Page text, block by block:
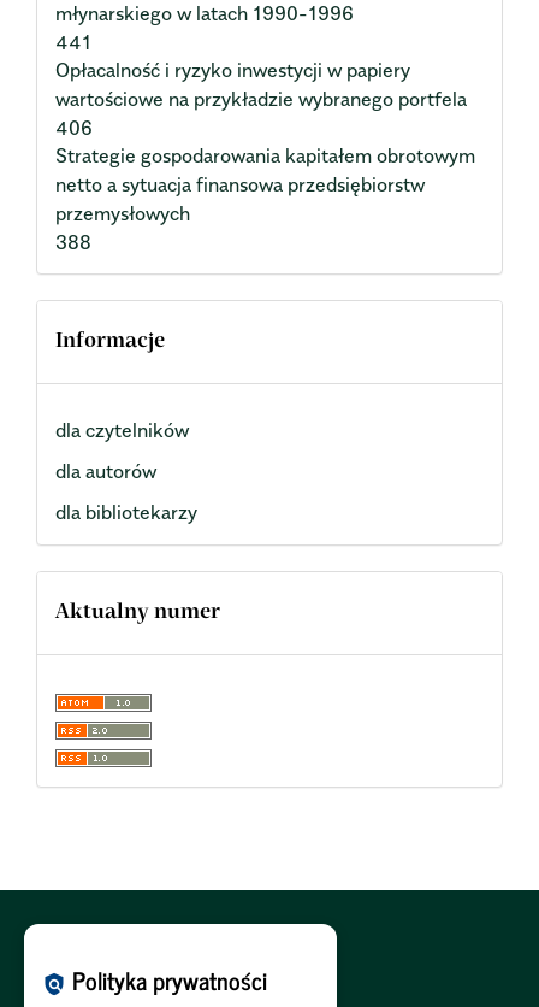
młynarskiego w latach 1990-1996
441
Opłacalność i ryzyko inwestycji w papiery
wartościowe na przykładzie wybranego portfela
406
Strategie gospodarowania kapitałem obrotowym
netto a sytuacja finansowa przedsiębiorstw
przemysłowych
388
Informacje
dla czytelników
dla autorów
dla bibliotekarzy
Aktualny numer
Polityka Prywatności:PL
policy Polityka prywatności